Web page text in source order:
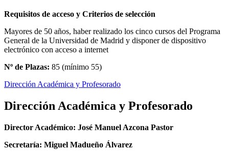
Requisitos de acceso y Criterios de selección
Mayores de 50 años, haber realizado los cinco cursos del Programa
General de la Universidad de Madrid y disponer de dispositivo
electrónico con acceso a internet
Nº de Plazas: 85 (mínimo 55)
Dirección Académica y Profesorado
Dirección Académica y Profesorado
Director Académico: José Manuel Azcona Pastor
Secretaría: Miguel Madueño Álvarez